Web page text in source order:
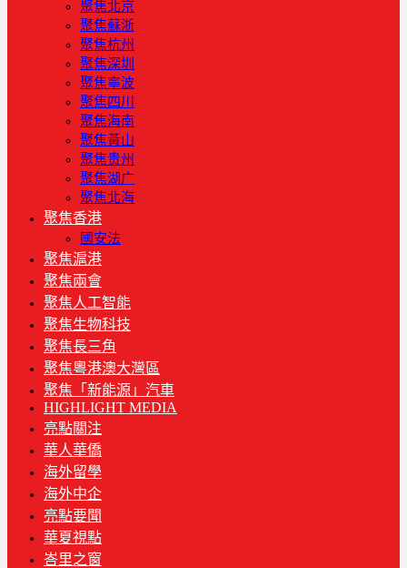
聚焦北京
聚焦蘇浙
聚焦杭州
聚焦深圳
聚焦寧波
聚焦四川
聚焦海南
聚焦黃山
聚焦贵州
聚焦湖广
聚焦北海
聚焦香港
國安法
聚焦滬港
聚焦兩會
聚焦人工智能
聚焦生物科技
聚焦長三角
聚焦粵港澳大灣區
聚焦「新能源」汽車
HIGHLIGHT MEDIA
亮點關注
華人華僑
海外留學
海外中企
亮點要聞
華夏視點
峇里之窗